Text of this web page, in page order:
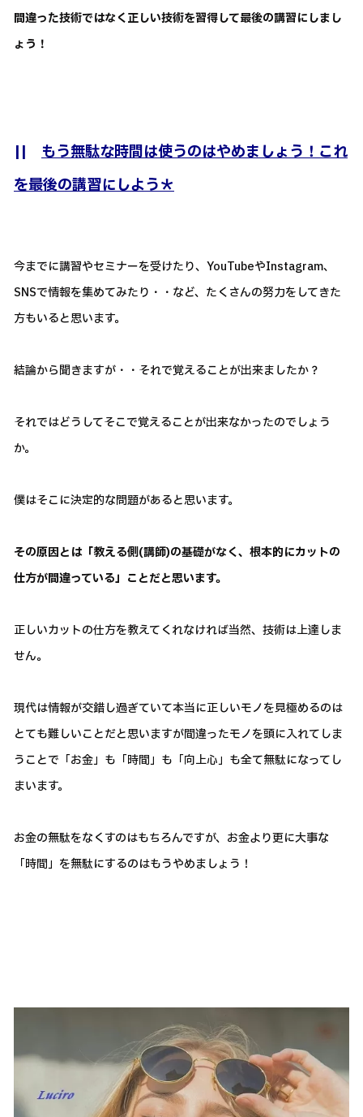
間違った技術ではなく正しい技術を習得して最後の講習にしまし
ょう！
|| もう無駄な時間は使うのはやめましょう！これ
を最後の講習にしよう＊
今までに講習やセミナーを受けたり、YouTubeやInstagram、
SNSで情報を集めてみたり・・など、たくさんの努力をしてきた
方もいると思います。
結論から聞きますが・・それで覚えることが出来ましたか？
それではどうしてそこで覚えることが出来なかったのでしょう
か。
僕はそこに決定的な問題があると思います。
その原因とは「教える側(講師)の基礎がなく、根本的にカットの
仕方が間違っている」ことだと思います。
正しいカットの仕方を教えてくれなければ当然、技術は上達しま
せん。
現代は情報が交錯し過ぎていて本当に正しいモノを見極めるのは
とても難しいことだと思いますが間違ったモノを頭に入れてしま
うことで「お金」も「時間」も「向上心」も全て無駄になってし
まいます。
お金の無駄をなくすのはもちろんですが、お金より更に大事な
「時間」を無駄にするのはもうやめましょう！